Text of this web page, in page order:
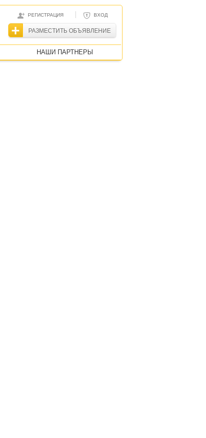
РЕГИСТРАЦИЯ | ВХОД
РАЗМЕСТИТЬ ОБЪЯВЛЕНИЕ
НАШИ ПАРТНЕРЫ